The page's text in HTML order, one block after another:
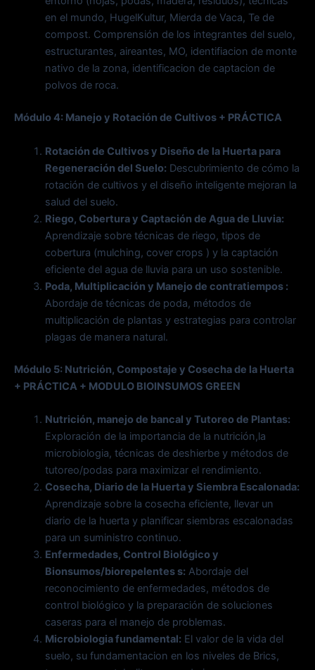
en el mundo, HugelKultur, Mierda de Vaca, Te de
compost. Comprensión de los integrantes del suelo,
estructurantes, aireantes, MO, identifiacion de monte
nativo de la zona, identificacion de captacion de
polvos de roca.
Módulo 4: Manejo y Rotación de Cultivos + PRÁCTICA
Rotación de Cultivos y Diseño de la Huerta para
Regeneración del Suelo:Descubrimiento de cómo la
rotación de cultivos y el diseño inteligente mejoran la
salud del suelo.
Riego, Cobertura y Captación de Agua de Lluvia:
Aprendizaje sobre técnicas de riego, tipos de
cobertura (mulching, cover crops ) y la captación
eficiente del agua de lluvia para un uso sostenible.
Poda, Multiplicación y Manejo de contratiempos :
Abordaje de técnicas de poda, métodos de
multiplicación de plantas y estrategias para controlar
plagas de manera natural.
Módulo 5: Nutrición, Compostaje y Cosecha de la Huerta
+ PRÁCTICA + MODULO BIOINSUMOS GREEN
Nutrición, manejo de bancal y Tutoreo de Plantas:
Exploración de la importancia de la nutrición,la
microbiologia, técnicas de deshierbe y métodos de
tutoreo/podas para maximizar el rendimiento.
Cosecha, Diario de la Huerta y Siembra Escalonada:
Aprendizaje sobre la cosecha eficiente, llevar un
diario de la huerta y planificar siembras escalonadas
para un suministro continuo.
Enfermedades, Control Biológico y
Bionsumos/biorepelentes s:Abordaje del
reconocimiento de enfermedades, métodos de
control biológico y la preparación de soluciones
caseras para el manejo de problemas.
Microbiologia fundamental:El valor de la vida del
suelo, su fundamentacion en los niveles de Brics,